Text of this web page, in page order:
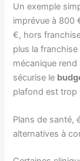
Un exemple
imprévue à 800
€, hors
plus la
mécanique
sécurise le
plafond est trop
Plans de santé,
alternatives à